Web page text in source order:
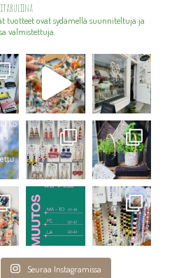
tuotteet ovat sydämellä suunniteltuja ja
valmistettuja.
Seuraa Instagramissa